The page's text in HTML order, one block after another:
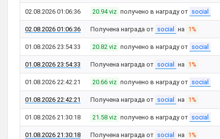
02.08.2026 01:06:36 20.94 viz получено в награду от social
02.08.2026 01:06:36 Получена награда от social на 1%
01.08.2026 23:54:33 20.82 viz получено в награду от social
01.08.2026 23:54:33 Получена награда от social на 1%
01.08.2026 22:42:21 20.66 viz получено в награду от social
01.08.2026 22:42:21 Получена награда от social на 1%
01.08.2026 21:30:18 21.58 viz получено в награду от social
01.08.2026 21:30:18 Получена награда от social на 1%